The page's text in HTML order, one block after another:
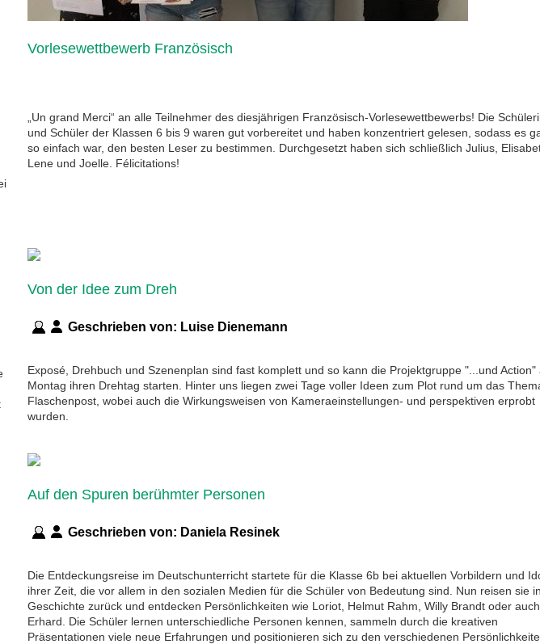
Vorlesewettbewerb Französisch
„Un grand Merci“ an alle Teilnehmer des diesjährigen Französisch-Vorlesewettbewerbs! Die
und Schüler der Klassen 6 bis 9 waren gut vorbereitet und haben konzentriert gelesen, sodass es
so einfach war, den besten Leser zu bestimmen. Durchgesetzt haben sich schließlich Julius,
Lene und Joelle. Félicitations!
Von der Idee zum Dreh
Geschrieben von: Luise Dienemann
Exposé, Drehbuch und Szenenplan sind fast komplett und so kann die Projektgruppe "...und Action"
Montag ihren Drehtag starten. Hinter uns liegen zwei Tage voller Ideen zum Plot rund um das
Flaschenpost, wobei auch die Wirkungsweisen von Kameraeinstellungen- und perspektiven erprobt
wurden.
Auf den Spuren berühmter Personen
Geschrieben von: Daniela Resinek
Die Entdeckungsreise im Deutschunterricht startete für die Klasse 6b bei aktuellen Vorbildern und
ihrer Zeit, die vor allem in den sozialen Medien für die Schüler von Bedeutung sind. Nun reisen sie
Geschichte zurück und entdecken Persönlichkeiten wie Loriot, Helmut Rahm, Willy Brandt oder
Erhard. Die Schüler lernen unterschiedliche Personen kennen, sammeln durch die kreativen
Präsentationen viele neue Erfahrungen und positionieren sich zu den verschiedenen